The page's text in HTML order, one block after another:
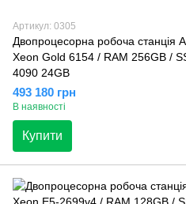
Артикул: 0305
Двопроцесорна робоча станція
Xeon Gold 6154 / RAM 256GB /
4090 24GB
493 180 грн
В наявності
Купити